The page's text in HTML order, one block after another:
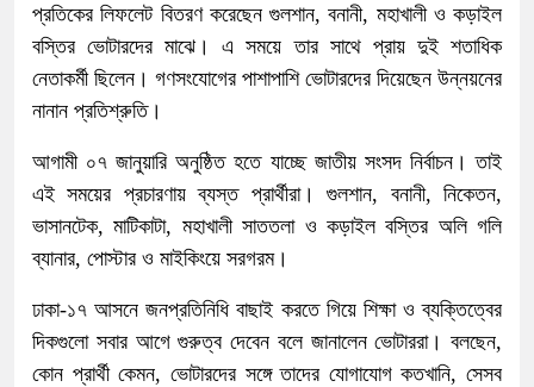
প্রতিকের লিফলেট বিতরণ করেছেন গুলশান, বনানী, মহাখালী ও কড়াইল
বস্তির ভোটারদের মাঝে। এ সময়ে তার সাথে প্রায় দুই শতাধিক
নেতাকর্মী ছিলেন। গণসংযোগের পাশাপাশি ভোটারদের দিয়েছেন উন্নয়নের
নানান প্রতিশ্রুতি।
আগামী ০৭ জানুয়ারি অনুষ্ঠিত হতে যাচ্ছে জাতীয় সংসদ নির্বাচন। তাই
এই সময়ের প্রচারণায় ব্যস্ত প্রার্থীরা। গুলশান, বনানী, নিকেতন,
ভাসানটেক, মাটিকাটা, মহাখালী সাততলা ও কড়াইল বস্তির অলি গলি
ব্যানার, পোস্টার ও মাইকিংয়ে সরগরম।
ঢাকা-১৭ আসনে জনপ্রতিনিধি বাছাই করতে গিয়ে শিক্ষা ও ব্যক্তিত্বের
দিকগুলো সবার আগে গুরুত্ব দেবেন বলে জানালেন ভোটাররা। বলছেন,
কোন প্রার্থী কেমন, ভোটারদের সঙ্গে তাদের যোগাযোগ কতখানি, সেসব